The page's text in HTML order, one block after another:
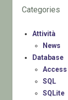
Categories
Attività
News
Database
Access
SQL
SQLite